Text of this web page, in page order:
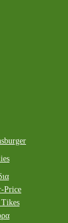
Price